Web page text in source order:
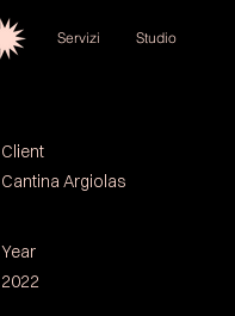
Servizi Studio
Client
Cantina Argiolas
Year
2022